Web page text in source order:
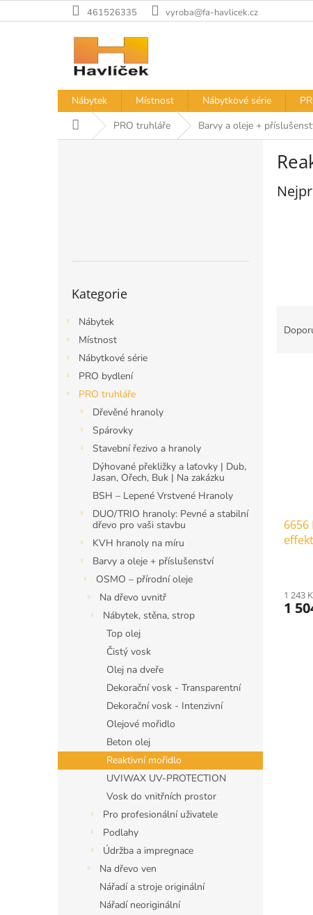
na
461526335 vyroba@fa-havlicek.cz
Nábytek Místnost Nábytkové série
Domů PRO truhláře Barvy a oleje +
kategorie
Kategorie
Nábytek
Místnost
Nábytkové série
PRO bydlení
PRO truhláře
Dřevěné hranoly
Spárovky
Stavební řezivo a hranoly
Dýhované překližky a laťovky | Dub,
Jasan, Ořech, Buk | Na zakázku
BSH – Lepené Vrstvené Hranoly
DUO/TRIO hranoly: Pevné a stabilní
dřevo pro vaši stavbu
KVH hranoly na míru
Barvy a oleje + příslušenství
OSMO – přírodní oleje
Na dřevo uvnitř
Nábytek, stěna, strop
Top olej
Čistý vosk
Olej na dveře
Dekorační vosk - Transparentní
Dekorační vosk - Intenzivní
Olejové mořidlo
Beton olej
Reaktivní mořidlo
UVIWAX UV-PROTECTION
Vosk do vnitřních prostor
Pro profesionální uživatele
Podlahy
Údržba a impregnace
Na dřevo ven
Nářadí a stroje originální
Nářadí neoriginální
1 243
1